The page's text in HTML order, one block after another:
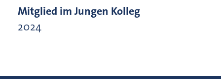
Mitglied im Jungen Kolleg
2024